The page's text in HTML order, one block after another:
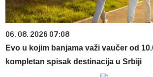
06. 08. 2026 07:08
Evo u kojim banjama važi vaučer od
kompletan spisak destinacija u Srbiji